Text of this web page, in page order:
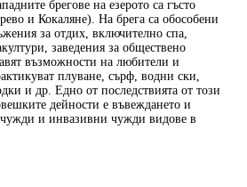
брегове на езерото са гъсто
и Кокаляне). На брега са обособени
за отдих, включително спа,
заведения за обществено
възможности на любители и
плуване, сърф, водни ски,
и др. Едно от последствията от този
дейности е въвеждането и
чужди и инвазивни чужди видове в